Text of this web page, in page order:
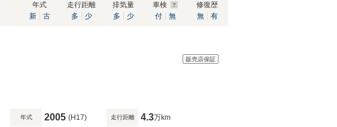
年式
新
古
走行距離
多
少
排気量
多
少
車検
付
無
修復歴
無
有
販売店保証
年式 2005 (H17) 走行距離 4.3万km